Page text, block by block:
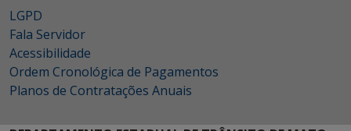
LGPD
Fala Servidor
Acessibilidade
Ordem Cronológica de Pagamentos
Planos de Contratações Anuais